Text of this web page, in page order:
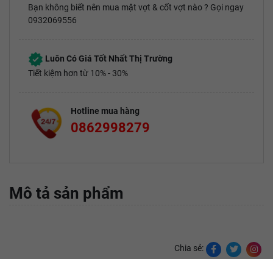
Bạn không biết nên mua mặt vợt & cốt vợt nào ? Gọi ngay
0932069556
Luôn Có Giá Tốt Nhất Thị Trường
Tiết kiệm hơn từ 10% - 30%
Hotline mua hàng
0862998279
Mô tả sản phẩm
Chia sẻ: